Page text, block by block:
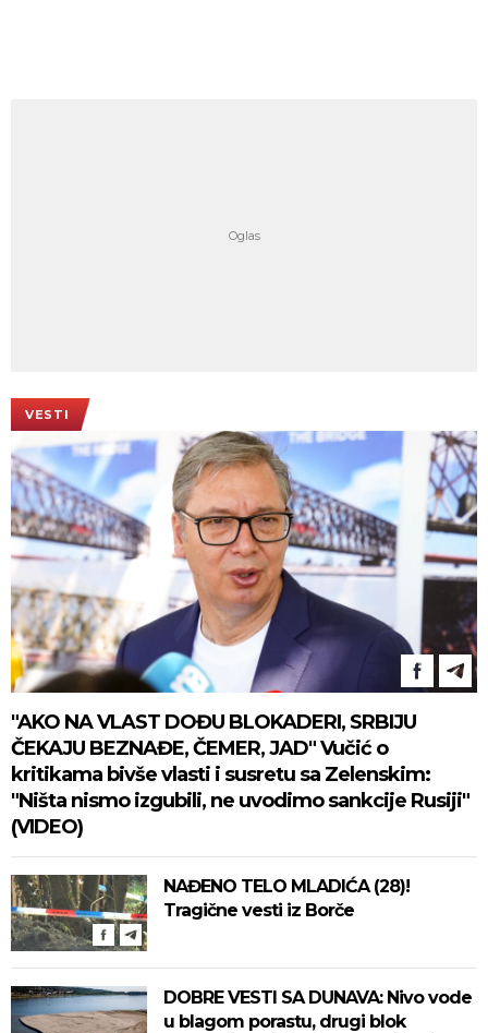
VESTI
"AKO NA VLAST DOĐU BLOKADERI, SRBIJU
ČEKAJU BEZNAĐE, ČEMER, JAD" Vučić o
kritikama bivše vlasti i susretu sa Zelenskim:
"Ništa nismo izgubili, ne uvodimo sankcije Rusiji"
(VIDEO)
NAĐENO TELO MLADIĆA (28)!
Tragične vesti iz Borče
DOBRE VESTI SA DUNAVA: Nivo vode
u blagom porastu, drugi blok